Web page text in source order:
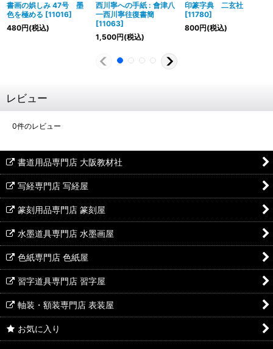
書画の娯しみ 47号 墨
色を極める [11016]
480円(税込)
西川寧への手紙 : 會津八
一西川寧往復書簡
[11063]
1,500円(税込)
印篆字典 二玄社
[11780]
800円(税込)
レビュー
0件のレビュー
書道用品専門店 大阪教材社
写経専門店 写経屋
篆刻用品専門店 篆刻屋
水墨道具専門店 水墨画屋
色紙専門店 色紙屋
習字道具専門店 習字屋
軸装・額装専門店 表装屋
お気に入り